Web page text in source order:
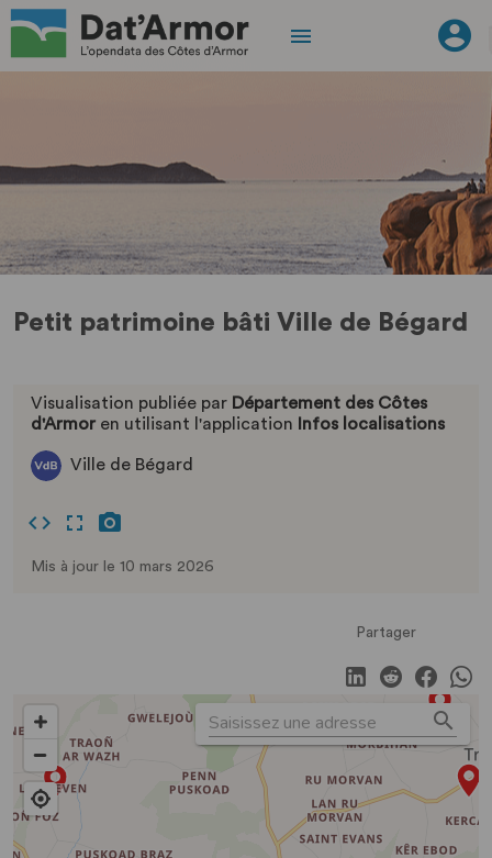
Petit patrimoine bâti Ville de Bégard
Visualisation publiée par Département des Côtes
d'Armor en utilisant l'application Infos localisations
Ville de Bégard
Mis à jour le 10 mars 2026
Partager